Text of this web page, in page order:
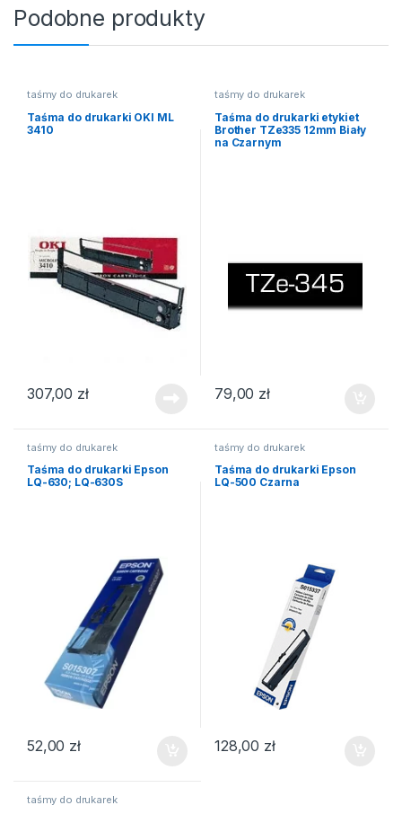
Podobne produkty
taśmy do drukarek
Taśma do drukarki OKI ML
3410
307,00 zł
taśmy do drukarek
Taśma do drukarki etykiet
Brother TZe335 12mm Biały
na Czarnym
79,00 zł
taśmy do drukarek
Taśma do drukarki Epson
LQ-630; LQ-630S
52,00 zł
taśmy do drukarek
Taśma do drukarki Epson
LQ-500 Czarna
128,00 zł
taśmy do drukarek